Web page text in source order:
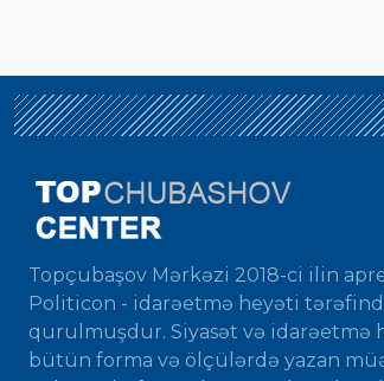
Topçubaşov Mərkəzi 2018-ci ilin
Politicon - idarəetmə heyəti
qurulmuşdur. Siyasət və idarəetmə
bütün forma və ölçülərdə yazan